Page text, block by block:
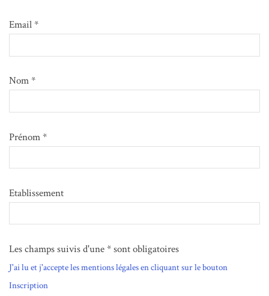
Email *
Nom *
Prénom *
Etablissement
Les champs suivis d'une * sont obligatoires
J'ai lu et j'accepte les mentions légales en cliquant sur le bouton
Inscription